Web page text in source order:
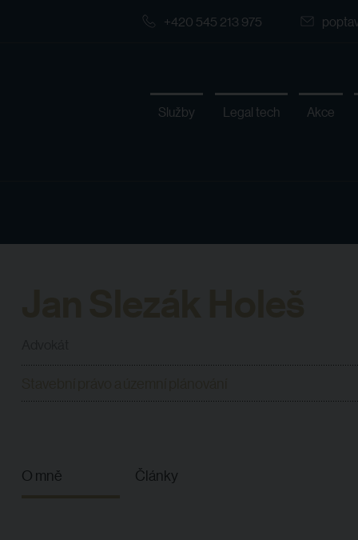
+420 545 213 975
Služby Legal tech Akce
O mně Články